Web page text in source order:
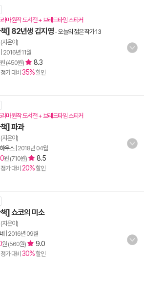
마 원작 도서전 + 브레드타임 스티커
] 82년생 김지영 -오늘의 젊은 작가 13
(지은이)
2016년 11월
원 (450원) 8.3
가 대비 35%할인
마 원작 도서전 + 브레드타임 스티커
] 파과
(지은이)
우스| 2018년 04월
원 (710원) 8.5
가 대비 20%할인
] 쇼코의 미소
(지은이)
2016년 09월
원 (560원) 9.0
가 대비 30%할인